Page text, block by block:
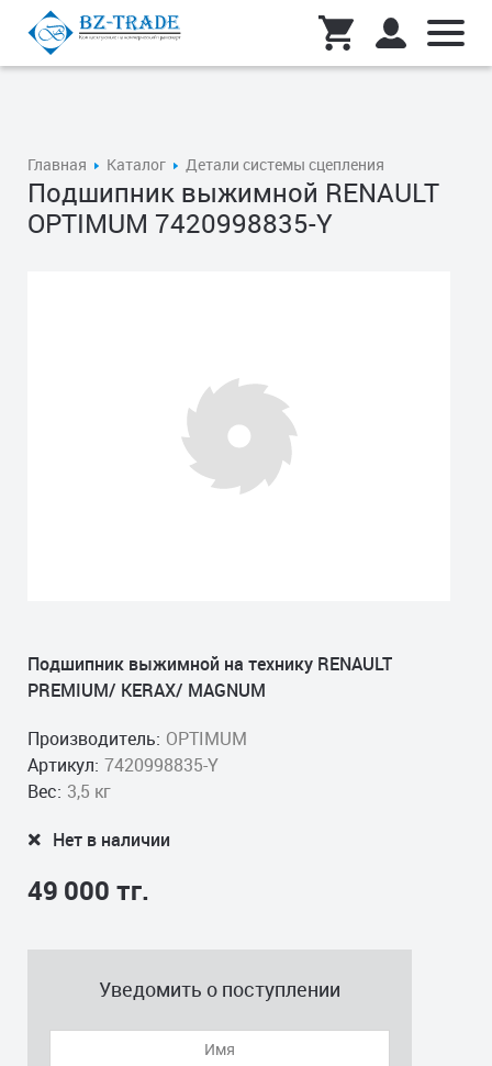
Главная Каталог Детали системы сцепления
Подшипник выжимной RENAULT
OPTIMUM 7420998835-Y
Подшипник выжимной на технику RENAULT
PREMIUM/ KERAX/ MAGNUM
Производитель: OPTIMUM
Артикул: 7420998835-Y
Вес: 3,5 кг
Нет в наличии
49 000 тг.
Уведомить о поступлении